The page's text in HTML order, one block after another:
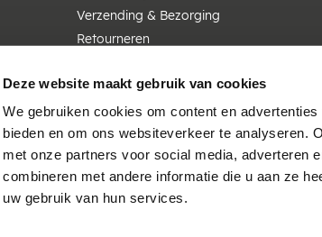
Deze website maakt gebruik van cookies
We gebruiken cookies om content en
bieden en om ons websiteverkeer te analyseren.
met onze partners voor social media, adverteren
combineren met andere informatie die u aan ze
uw gebruik van hun services.
Verzending & Bezorging
Retourneren